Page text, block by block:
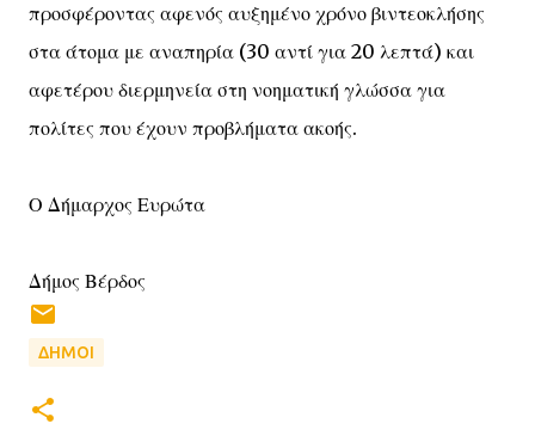
προσφέροντας αφενός αυξημένο χρόνο βιντεοκλήσης
στα άτομα με αναπηρία (30 αντί για 20 λεπτά) και
αφετέρου διερμηνεία στη νοηματική γλώσσα για
πολίτες που έχουν προβλήματα ακοής.
Ο Δήμαρχος Ευρώτα
Δήμος Βέρδος
ΔΗΜΟΙ